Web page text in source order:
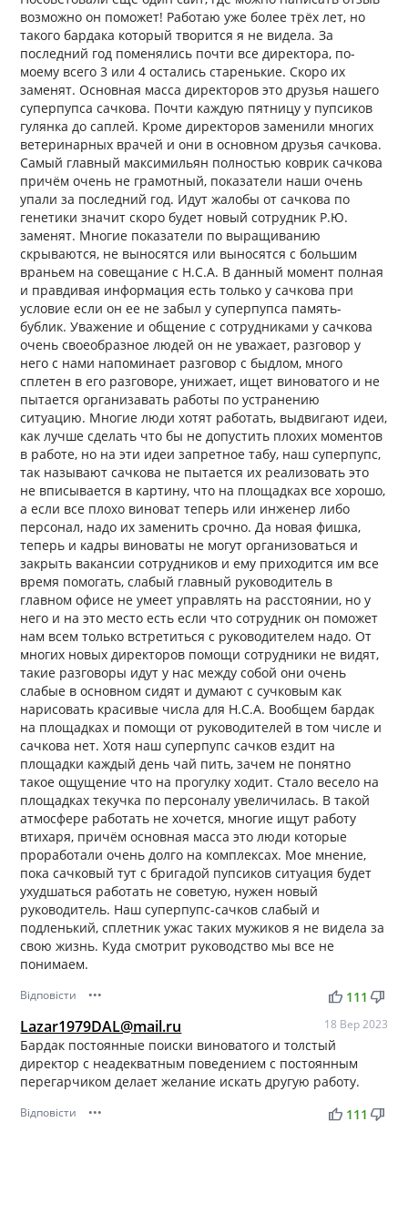
возможно он поможет! Работаю уже более трёх лет, но
такого бардака который творится я не видела. За
последний год поменялись почти все директора, по-
моему всего 3 или 4 остались старенькие. Скоро их
заменят. Основная масса директоров это друзья нашего
суперпупса сачкова. Почти каждую пятницу у пупсиков
гулянка до саплей. Кроме директоров заменили многих
ветеринарных врачей и они в основном друзья сачкова.
Самый главный максимильян полностью коврик сачкова
причём очень не грамотный, показатели наши очень
упали за последний год. Идут жалобы от сачкова по
генетики значит скоро будет новый сотрудник Р.Ю.
заменят. Многие показатели по выращиванию
скрываются, не выносятся или выносятся с большим
враньем на совещание с Н.С.А. В данный момент полная
и правдивая информация есть только у сачкова при
условие если он ее не забыл у суперпупса память-
бублик. Уважение и общение с сотрудниками у сачкова
очень своеобразное людей он не уважает, разговор у
него с нами напоминает разговор с быдлом, много
сплетен в его разговоре, унижает, ищет виноватого и не
пытается организавать работы по устранению
ситуацию. Многие люди хотят работать, выдвигают идеи,
как лучше сделать что бы не допустить плохих моментов
в работе, но на эти идеи запретное табу, наш суперпупс,
так называют сачкова не пытается их реализовать это
не вписывается в картину, что на площадках все хорошо,
а если все плохо виноват теперь или инженер либо
персонал, надо их заменить срочно. Да новая фишка,
теперь и кадры виноваты не могут организоваться и
закрыть вакансии сотрудников и ему приходится им все
время помогать, слабый главный руководитель в
главном офисе не умеет управлять на расстоянии, но у
него и на это место есть если что сотрудник он поможет
нам всем только встретиться с руководителем надо. От
многих новых директоров помощи сотрудники не видят,
такие разговоры идут у нас между собой они очень
слабые в основном сидят и думают с сучковым как
нарисовать красивые числа для Н.С.А. Вообщем бардак
на площадках и помощи от руководителей в том числе и
сачкова нет. Хотя наш суперпупс сачков ездит на
площадки каждый день чай пить, зачем не понятно
такое ощущение что на прогулку ходит. Стало весело на
площадках текучка по персоналу увеличилась. В такой
атмосфере работать не хочется, многие ищут работу
втихаря, причём основная масса это люди которые
проработали очень долго на комплексах. Мое мнение,
пока сачковый тут с бригадой пупсиков ситуация будет
ухудшаться работать не советую, нужен новый
руководитель. Наш суперпупс-сачков слабый и
подленький, сплетник ужас таких мужиков я не видела за
свою жизнь. Куда смотрит руководство мы все не
понимаем.
Відповісти ••• thumb_up thumb_down
111
Lazar1979DAL@mail.ru 18 Вер 2023
Бардак постоянные поиски виноватого и толстый
директор с неадекватным поведением с постоянным
перегарчиком делает желание искать другую работу.
Відповісти ••• thumb_up thumb_down
111